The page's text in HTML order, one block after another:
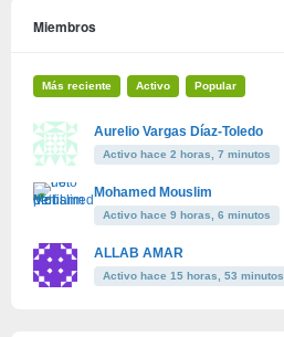
Miembros
Más reciente Activo Popular
Aurelio Vargas Díaz-Toledo
Activo hace 2 horas, 7 minutos
Mohamed Mouslim
Activo hace 9 horas, 6 minutos
ALLAB AMAR
Activo hace 15 horas, 53 minutos